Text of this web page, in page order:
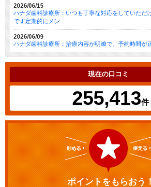
2026/06/15
ハナダ歯科診療所：いつも丁寧な対応をしていただ
です定期的にメン ...
2026/06/09
ハナダ歯科診療所：治療内容が明瞭で、予約時間が
現在の口コミ
255,413件
ポイントをもらおう